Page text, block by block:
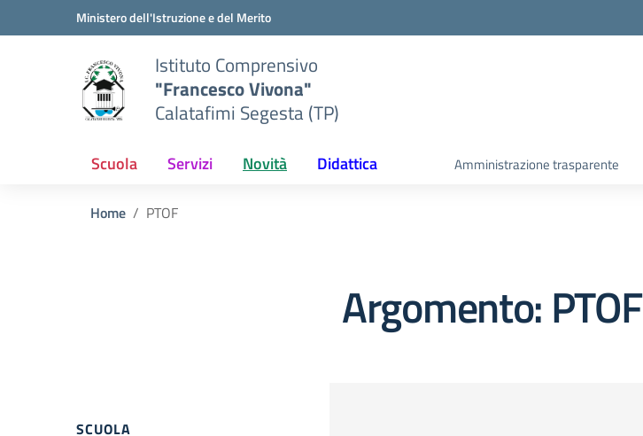
Vai ai contenuti
Vai al menu di navigazioneMinistero dell'Istruzione e del Merito
Istituto Comprensivo
"Francesco Vivona"
Calatafimi Segesta (TP)
Scuola Servizi Novità Didattica Amministrazione trasparente
Home PTOF
Argomento: PTOF
SCUOLA